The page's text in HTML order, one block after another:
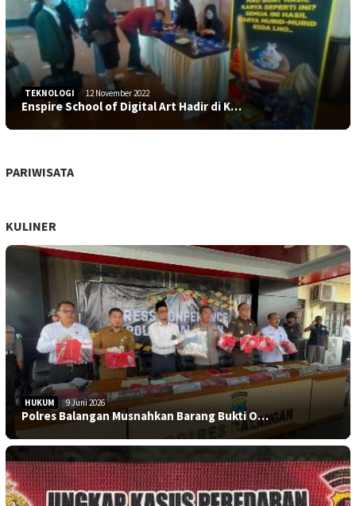
TEKNOLOGI 12 November 2022
Enspire School of Digital Art Hadir di K…
PARIWISATA
KULINER
HUKUM 9 Juni 2026
Polres Balangan Musnahkan Barang Bukti O…